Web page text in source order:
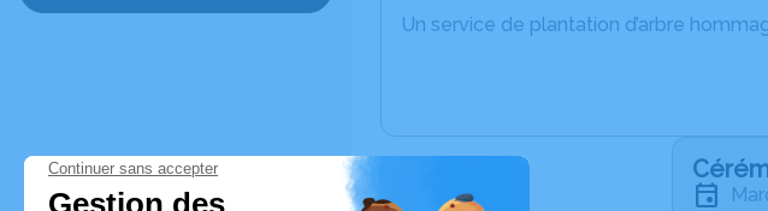
Un service de plantation d’arbre